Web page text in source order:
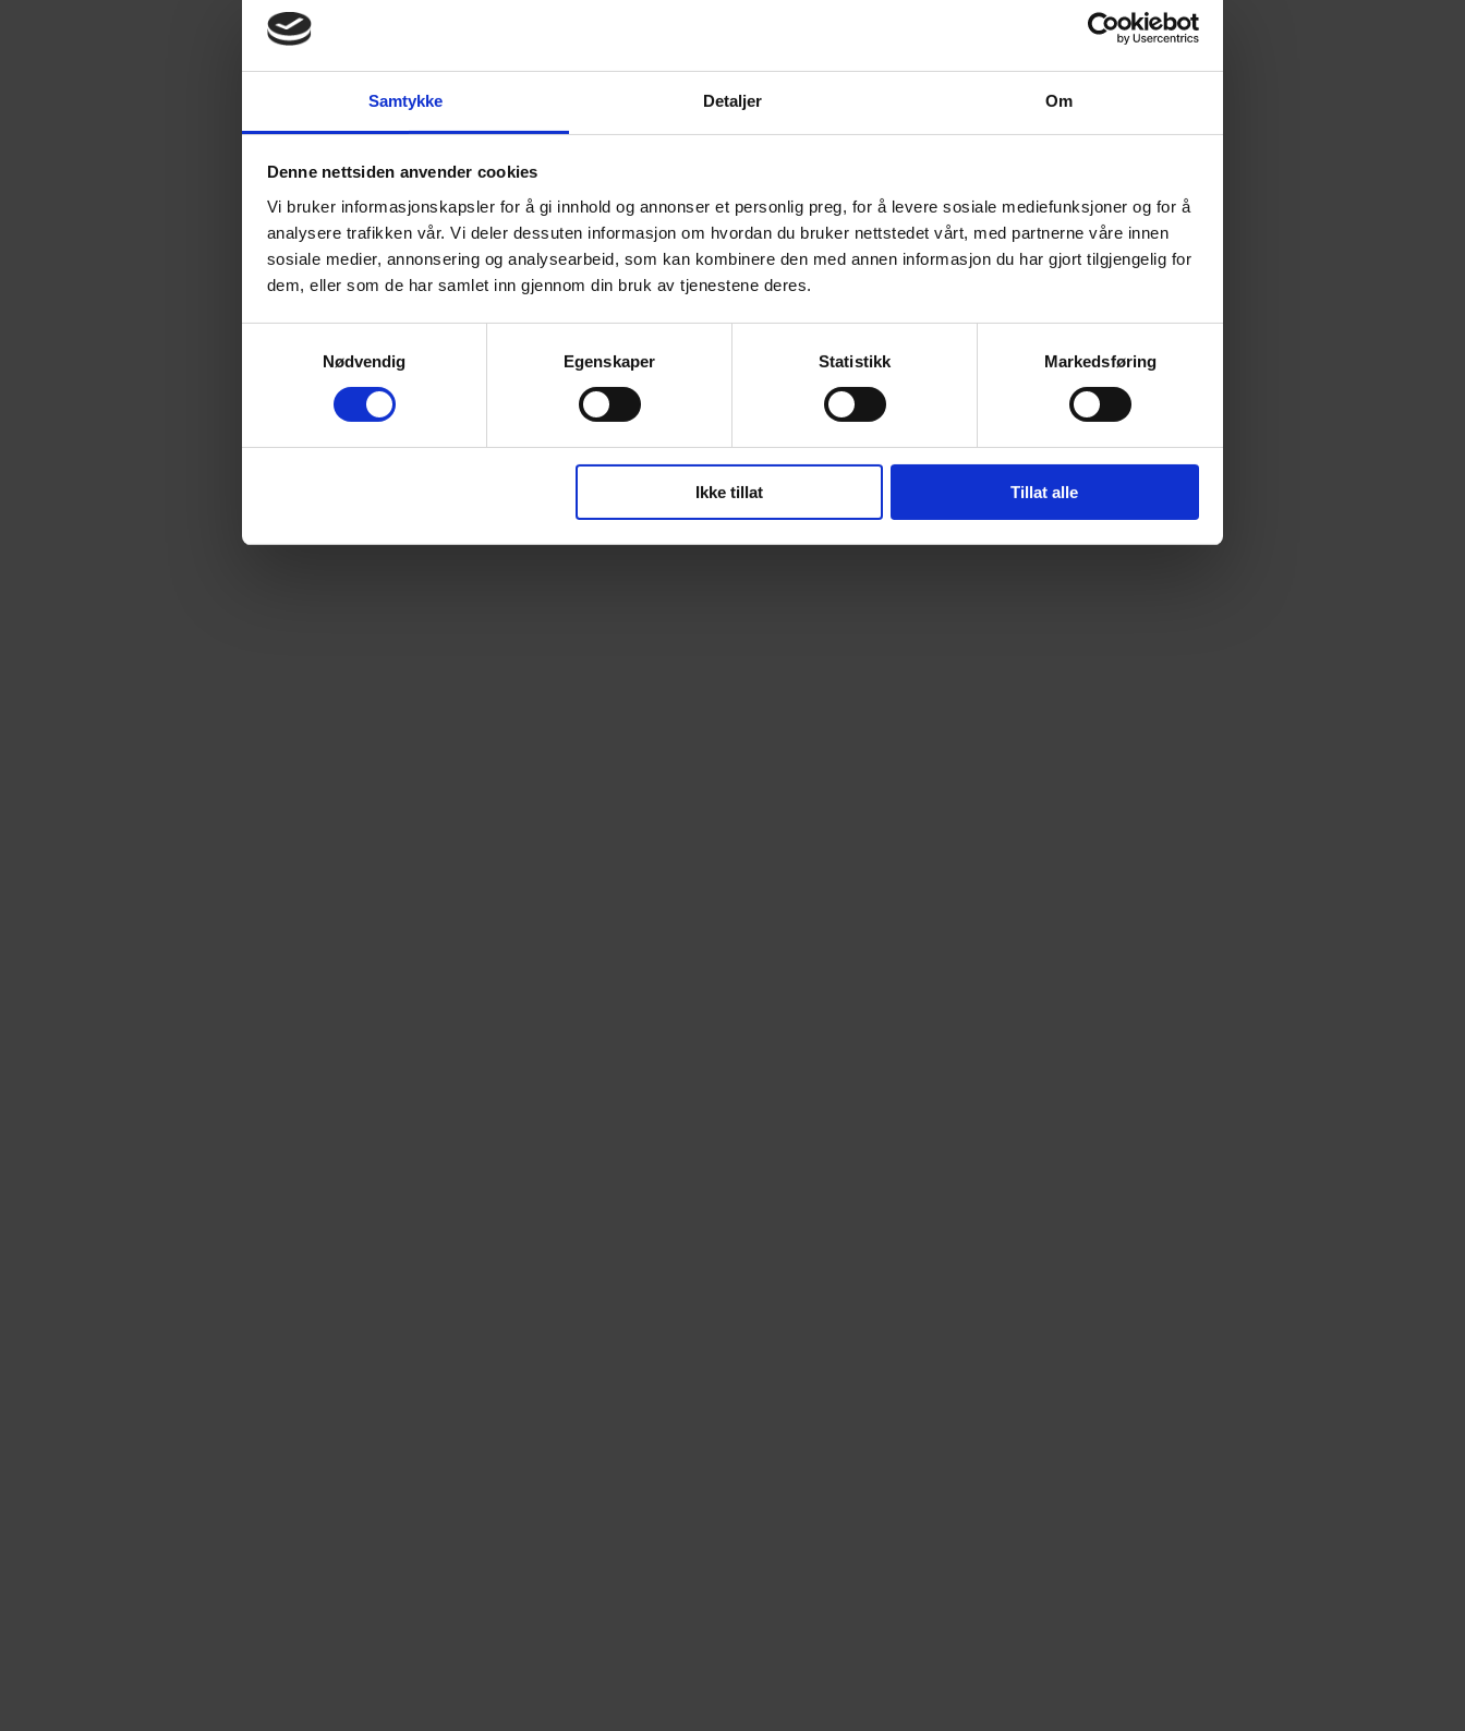
Samtykke Detaljer Om
Denne nettsiden anvender cookies
Vi bruker informasjonskapsler for å gi innhold og annonser et personlig preg, for å levere sosiale mediefunksjoner og for å
analysere trafikken vår. Vi deler dessuten informasjon om hvordan du bruker nettstedet vårt, med partnerne våre innen
sosiale medier, annonsering og analysearbeid, som kan kombinere den med annen informasjon du har gjort tilgjengelig for
dem, eller som de har samlet inn gjennom din bruk av tjenestene deres.
Nødvendig
Egenskaper Statistikk Markedsføring
Ikke tillat Tillat alle